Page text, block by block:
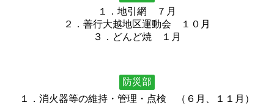
１．地引網 ７月
２．善行大越地区運動会 １０月
３．どんど焼 １月
防災部
１．消火器等の維持・管理・点検 （６月、１１月）